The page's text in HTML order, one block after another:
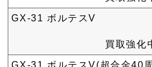
GX-31 ボルテスV
買取強化
GX-31 ボルテスV(超合金40